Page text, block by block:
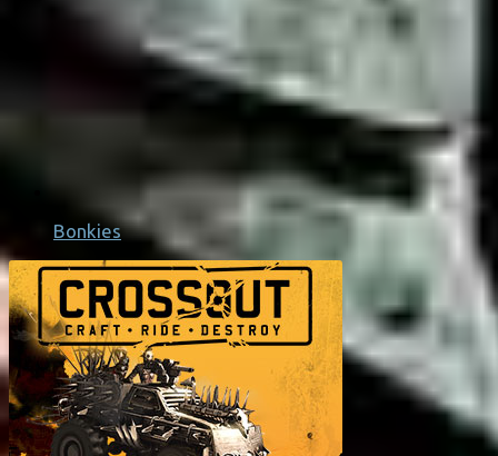
Bonkies